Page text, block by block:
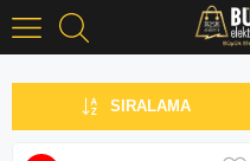
SIRALAMA